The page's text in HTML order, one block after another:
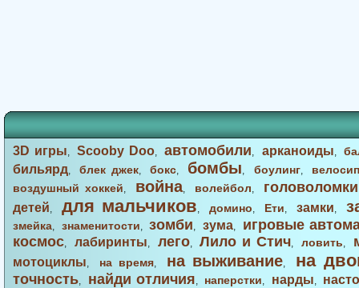
3D игры,Scooby Doo,автомобили, арканоиды,
бильярд,блек джек,бокс, бомбы, боулинг,
воздушный хоккей, война, волейбол, головоломки
детей, для мальчиков, домино, Ети, замки,
змейка, знаменитости,зомби, зума,
игровые
космос, лабиринты, лего,Лило и Стич,ловить,
мотоциклы, на время, на выживание, на
точность, найди отличия, наперстки, нарды,